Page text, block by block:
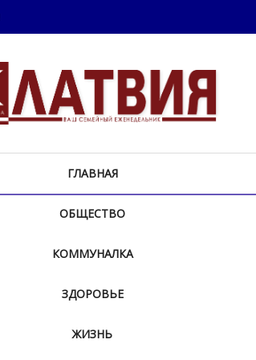
ГЛАВНАЯ
ОБЩЕСТВО
КОММУНАЛКА
ЗДОРОВЬЕ
ЖИЗНЬ